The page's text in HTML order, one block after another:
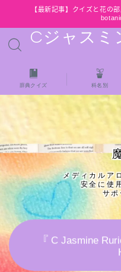
【最新記事】クイズと花の
Cジャスミ
MENU
HOME
【最新】クイズと花の部
★全種/アロマハーブ
イズ＆プチ辞典
★アロマ検定＋αク
★アロマハーブ傾向チ
辞典クイズ 科名別
メディカルア
安全に使
サ
『 C Jasmine